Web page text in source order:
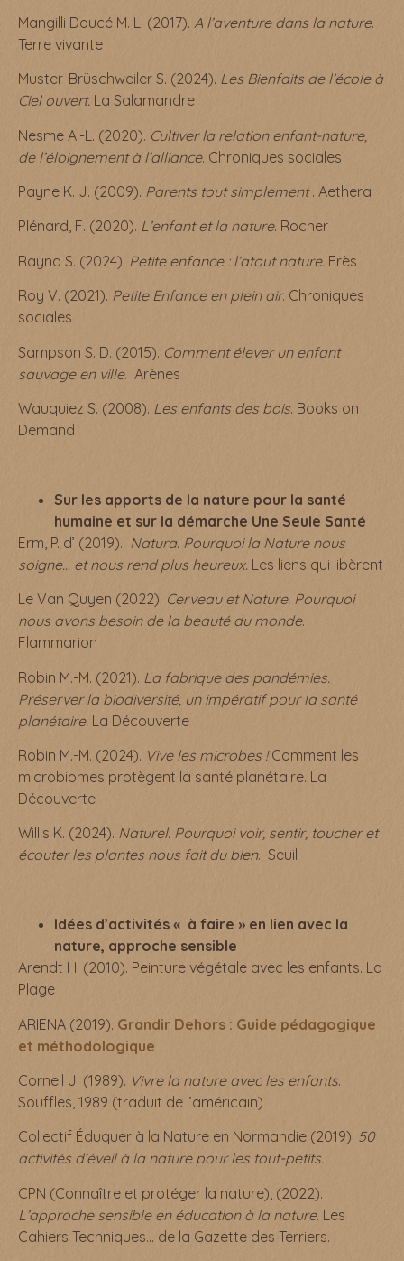
Mangilli Doucé M. L. (2017). A l’aventure dans la nature.
Terre vivante
Muster-Brüschweiler S. (2024). Les Bienfaits de l’école à
Ciel ouvert. La Salamandre
Nesme A.-L. (2020). Cultiver la relation enfant-nature,
de l’éloignement à l’alliance. Chroniques sociales
Payne K. J. (2009). Parents tout simplement. Aethera
Plénard, F. (2020). L’enfant et la nature. Rocher
Rayna S. (2024). Petite enfance : l’atout nature. Erès
Roy V. (2021). Petite Enfance en plein air. Chroniques
sociales
Sampson S. D. (2015). Comment élever un enfant
sauvage en ville. Arènes
Wauquiez S. (2008). Les enfants des bois. Books on
Demand
Sur les apports de la nature pour la santé
humaine et sur la démarche Une Seule Santé
Erm, P. d’ (2019). Natura. Pourquoi la Nature nous
soigne… et nous rend plus heureux. Les liens qui libèrent
Le Van Quyen (2022). Cerveau et Nature. Pourquoi
nous avons besoin de la beauté du monde.
Flammarion
Robin M.-M. (2021). La fabrique des pandémies.
Préserver la biodiversité, un impératif pour la santé
planétaire. La Découverte
Robin M.-M. (2024). Vive les microbes !Comment les
microbiomes protègent la santé planétaire. La
Découverte
Willis K. (2024). Naturel. Pourquoi voir, sentir, toucher et
écouter les plantes nous fait du bien. Seuil
Idées d’activités « à faire » en lien avec la
nature, approche sensible
Arendt H. (2010). Peinture végétale avec les enfants. La
Plage
ARIENA (2019). Grandir Dehors : Guide pédagogique
et méthodologique
Cornell J. (1989). Vivre la nature avec les enfants.
Souffles, 1989 (traduit de l’américain)
Collectif Éduquer à la Nature en Normandie (2019). 50
activités d’éveil à la nature pour les tout-petits.
CPN (Connaître et protéger la nature), (2022).
L’approche sensible en éducation à la nature. Les
Cahiers Techniques… de la Gazette des Terriers.